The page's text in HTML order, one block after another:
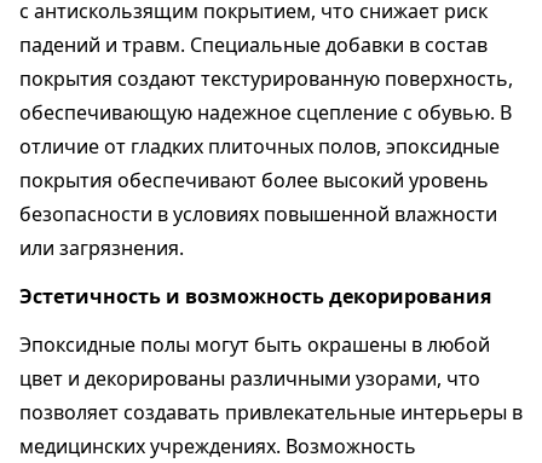
с антискользящим покрытием, что снижает риск
падений и травм. Специальные добавки в состав
покрытия создают текстурированную поверхность,
обеспечивающую надежное сцепление с обувью. В
отличие от гладких плиточных полов, эпоксидные
покрытия обеспечивают более высокий уровень
безопасности в условиях повышенной влажности
или загрязнения.
Эстетичность и возможность декорирования
Эпоксидные полы могут быть окрашены в любой
цвет и декорированы различными узорами, что
позволяет создавать привлекательные интерьеры в
медицинских учреждениях. Возможность